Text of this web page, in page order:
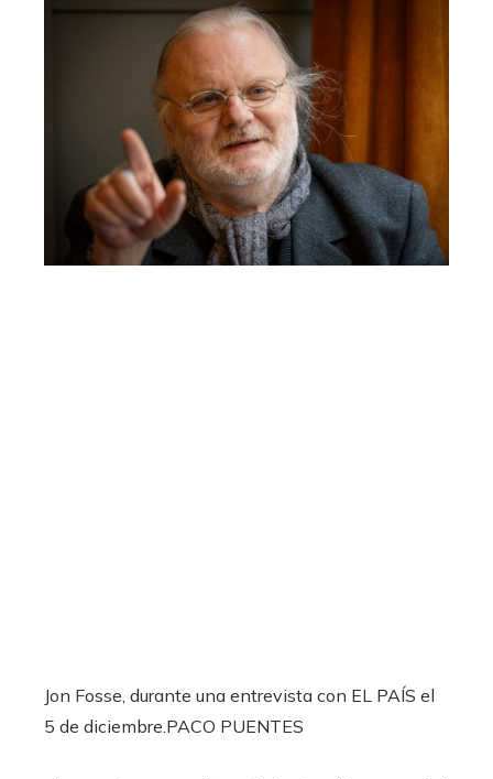
Jon Fosse, durante una entrevista con EL PAÍS el
5 de diciembre.PACO PUENTES